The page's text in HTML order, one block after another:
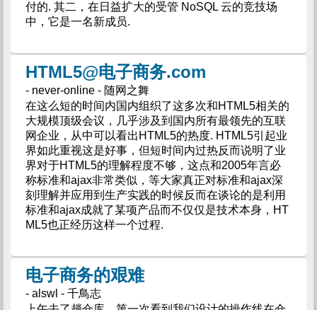
付的. 其二，在日益扩大的受管 NoSQL 云的竞技场
中，它是一名新成员.
HTML5@电子商务.com
- never-online - 随网之舞
在这么短的时间内国内组织了这多次和HTML5相关的
大规模顶级会议，几乎涉及到国内所有最领先的互联
网企业，从中可以看出HTML5的热度. HTML5引起业
界如此重视这是好事，但短时间内过热反而说明了业
界对于HTML5的理解程度不够，这点和2005年言必
称标准和ajax非常类似，等大家真正对标准和ajax深
刻理解并应用到生产实践的时候反而在谈论的是利用
标准和ajax成就了某项产品而不仅仅是技术本身，HT
ML5也正经历这样一个过程.
电子商务的艰难
- alswl - 千鳥志